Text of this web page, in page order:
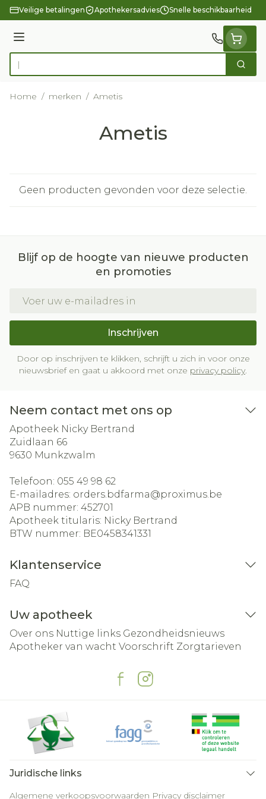
Ga naar de inhoud
Veilige betalingen Apothekersadvies Snelle beschikbaarheid
Menu
Product, merk, categorie... Zoek
Home / merken / Ametis
Ametis
Geen producten gevonden voor deze selectie.
Blijf op de hoogte van nieuwe producten
en promoties
Inschrijven
Door op inschrijven te klikken, schrijft u zich in voor onze
nieuwsbrief en gaat u akkoord met onze privacy policy.
Neem contact met ons op
Apotheek Nicky Bertrand
Zuidlaan 66
9630 Munkzwalm
Telefoon: 055 49 98 62
E-mailadres: orders.bdfarma@proximus.be
APB nummer: 452701
Apotheek titularis: Nicky Bertrand
BTW nummer: BE0458341331
Klantenservice
FAQ
Uw apotheek
Over ons Nuttige links Gezondheidsnieuws
Apotheker van wacht Voorschrift Zorgtarieven
Juridische links
Algemene verkoopsvoorwaarden Privacy disclaimer